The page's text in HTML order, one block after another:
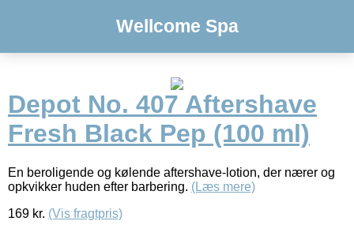
Wellcome Spa
Depot No. 407 Aftershave
Fresh Black Pep (100 ml)
En beroligende og kølende aftershave-lotion, der nærer og
opkvikker huden efter barbering. (Læs mere)
169 kr. (Vis fragtpris)